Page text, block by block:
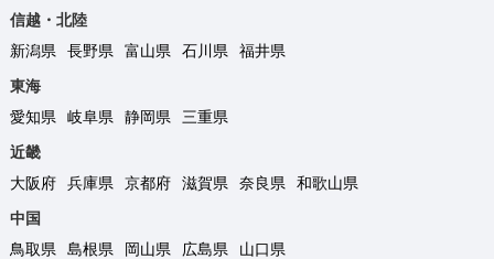
信越・北陸
新潟県
長野県 富山県 石川県
福井県
東海
愛知県
岐阜県 静岡県
三重県
近畿
大阪府
兵庫県 京都府 滋賀県 奈良県
和歌山県
中国
鳥取県
島根県 岡山県 広島県
山口県